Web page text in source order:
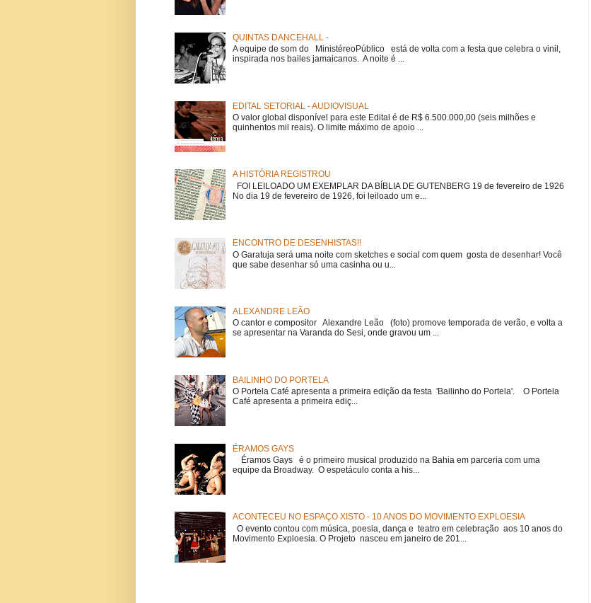
QUINTAS DANCEHALL -
A equipe de som do MinistéreoPúblico está de volta com a festa que celebra o vinil,
inspirada nos bailes jamaicanos. A noite é ...
EDITAL SETORIAL - AUDIOVISUAL
O valor global disponível para este Edital é de R$ 6.500.000,00 (seis milhões e
quinhentos mil reais). O limite máximo de apoio ...
A HISTÓRIA REGISTROU
FOI LEILOADO UM EXEMPLAR DA BÍBLIA DE GUTENBERG 19 de fevereiro de 1926
No dia 19 de fevereiro de 1926, foi leiloado um e...
ENCONTRO DE DESENHISTAS!!
O Garatuja será uma noite com sketches e social com quem gosta de desenhar! Você
que sabe desenhar só uma casinha ou u...
ALEXANDRE LEÃO
O cantor e compositor Alexandre Leão (foto) promove temporada de verão, e volta a
se apresentar na Varanda do Sesi, onde gravou um ...
BAILINHO DO PORTELA
O Portela Café apresenta a primeira edição da festa 'Bailinho do Portela'. O Portela
Café apresenta a primeira ediç...
ÉRAMOS GAYS
Éramos Gays é o primeiro musical produzido na Bahia em parceria com uma
equipe da Broadway. O espetáculo conta a his...
ACONTECEU NO ESPAÇO XISTO - 10 ANOS DO MOVIMENTO EXPLOESIA
O evento contou com música, poesia, dança e teatro em celebração aos 10 anos do
Movimento Exploesia. O Projeto nasceu em janeiro de 201...